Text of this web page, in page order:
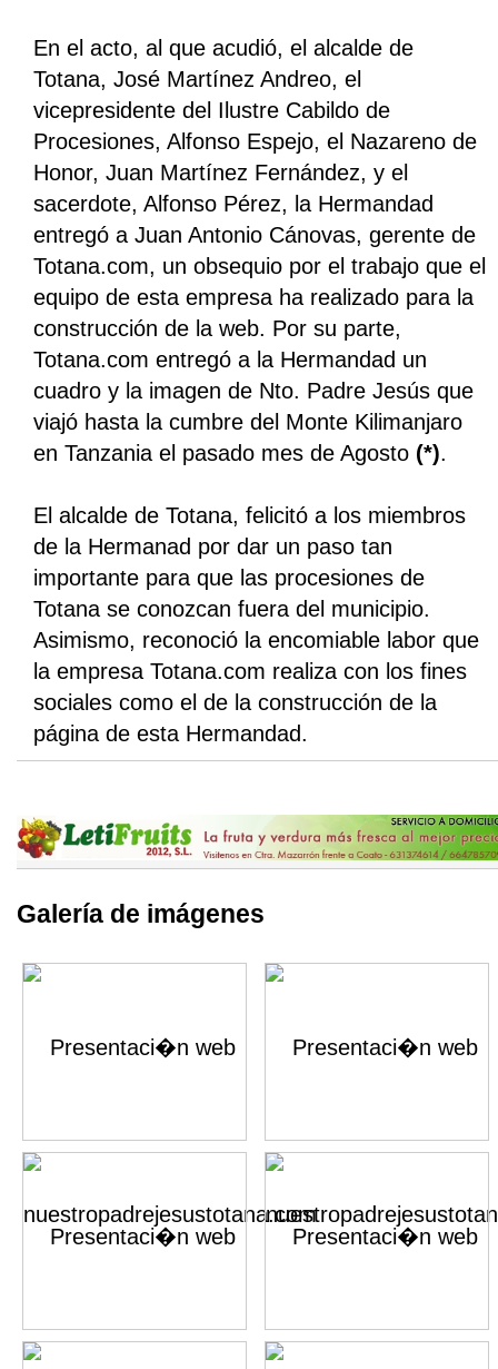
En el acto, al que acudió, el alcalde de
Totana, José Martínez Andreo, el
vicepresidente del Ilustre Cabildo de
Procesiones, Alfonso Espejo, el Nazareno de
Honor, Juan Martínez Fernández, y el
sacerdote, Alfonso Pérez, la Hermandad
entregó a Juan Antonio Cánovas, gerente de
Totana.com, un obsequio por el trabajo que el
equipo de esta empresa ha realizado para la
construcción de la web. Por su parte,
Totana.com entregó a la Hermandad un
cuadro y la imagen de Nto. Padre Jesús que
viajó hasta la cumbre del Monte Kilimanjaro
en Tanzania el pasado mes de Agosto (*).
El alcalde de Totana, felicitó a los miembros
de la Hermanad por dar un paso tan
importante para que las procesiones de
Totana se conozcan fuera del municipio.
Asimismo, reconoció la encomiable labor que
la empresa Totana.com realiza con los fines
sociales como el de la construcción de la
página de esta Hermandad.
Galería de imágenes